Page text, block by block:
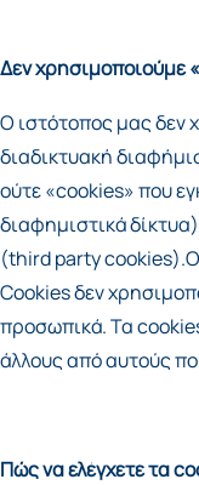
Δεν χρησιμοποιούμε
Ο ιστότοπος μας δεν
διαδικτυακή
ούτε «cookies» που
διαφημιστικά
(third party
Cookies δεν
προσωπικά. Τα
άλλους από αυτούς
Πώς να ελέγχετε τα